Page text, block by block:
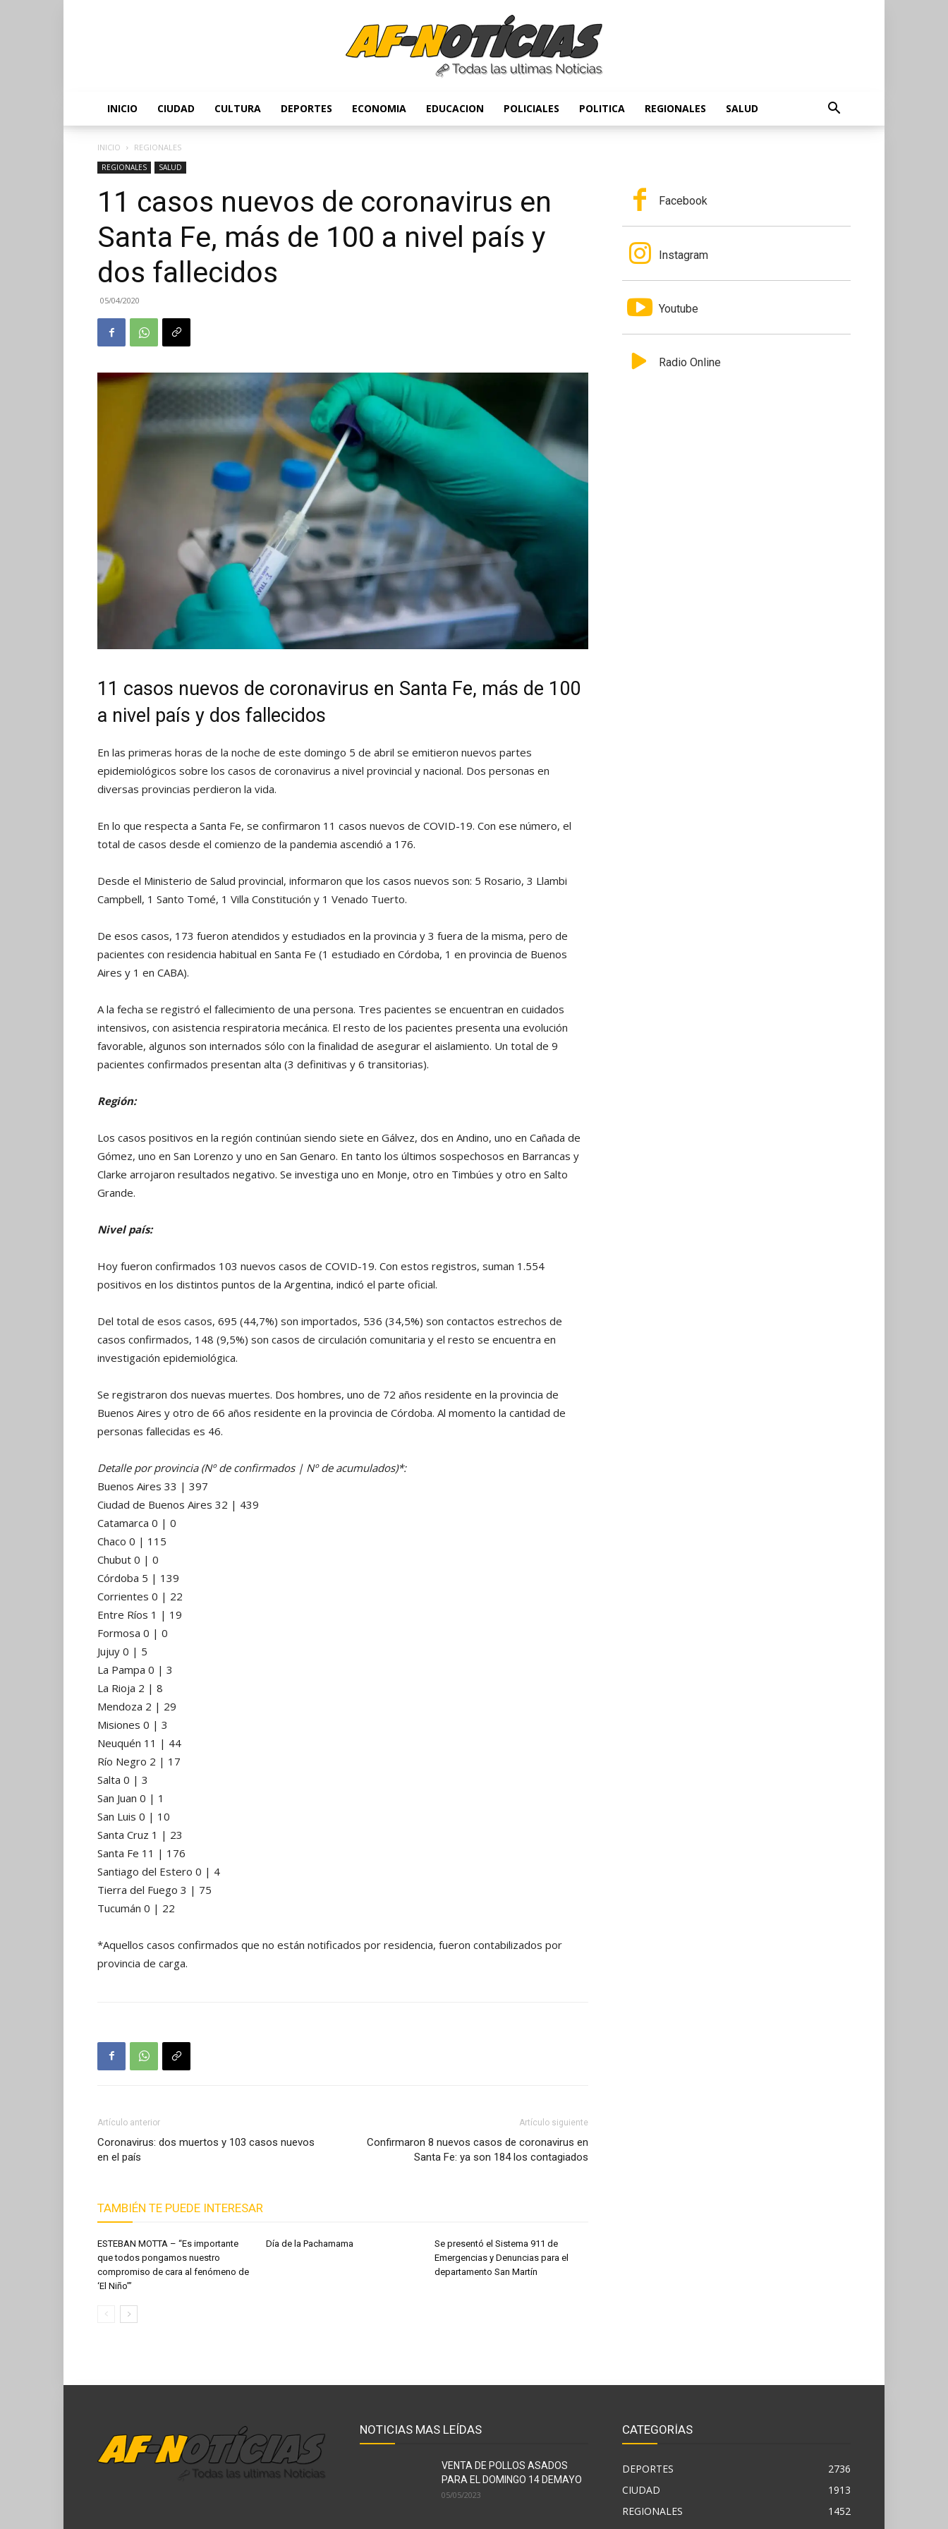
Anyulin
INICIO CIUDAD CULTURA DEPORTES ECONOMIA EDUCACION POLICIALES POLITICA REGIONALES SALUD
INICIO REGIONALES
REGIONALES SALUD
11 casos nuevos de coronavirus en
Santa Fe, más de 100 a nivel país y
dos fallecidos
05/04/2020
11 casos nuevos de coronavirus en Santa Fe, más de 100
a nivel país y dos fallecidos
En las primeras horas de la noche de este domingo 5 de abril se emitieron nuevos partes
epidemiológicos sobre los casos de coronavirus a nivel provincial y nacional. Dos personas en
diversas provincias perdieron la vida.
En lo que respecta a Santa Fe, se confirmaron 11 casos nuevos de COVID-19. Con ese número, el
total de casos desde el comienzo de la pandemia ascendió a 176.
Desde el Ministerio de Salud provincial, informaron que los casos nuevos son: 5 Rosario, 3 Llambi
Campbell, 1 Santo Tomé, 1 Villa Constitución y 1 Venado Tuerto.
De esos casos, 173 fueron atendidos y estudiados en la provincia y 3 fuera de la misma, pero de
pacientes con residencia habitual en Santa Fe (1 estudiado en Córdoba, 1 en provincia de Buenos
Aires y 1 en CABA).
A la fecha se registró el fallecimiento de una persona. Tres pacientes se encuentran en cuidados
intensivos, con asistencia respiratoria mecánica. El resto de los pacientes presenta una evolución
favorable, algunos son internados sólo con la finalidad de asegurar el aislamiento. Un total de 9
pacientes confirmados presentan alta (3 definitivas y 6 transitorias).
Región:
Los casos positivos en la región continúan siendo siete en Gálvez, dos en Andino, uno en Cañada de
Gómez, uno en San Lorenzo y uno en San Genaro. En tanto los últimos sospechosos en Barrancas y
Clarke arrojaron resultados negativo. Se investiga uno en Monje, otro en Timbúes y otro en Salto
Grande.
Nivel país:
Hoy fueron confirmados 103 nuevos casos de COVID-19. Con estos registros, suman 1.554
positivos en los distintos puntos de la Argentina, indicó el parte oficial.
Del total de esos casos, 695 (44,7%) son importados, 536 (34,5%) son contactos estrechos de
casos confirmados, 148 (9,5%) son casos de circulación comunitaria y el resto se encuentra en
investigación epidemiológica.
Se registraron dos nuevas muertes. Dos hombres, uno de 72 años residente en la provincia de
Buenos Aires y otro de 66 años residente en la provincia de Córdoba. Al momento la cantidad de
personas fallecidas es 46.
Detalle por provincia (Nº de confirmados | Nº de acumulados)*:
Buenos Aires 33 | 397
Ciudad de Buenos Aires 32 | 439
Catamarca 0 | 0
Chaco 0 | 115
Chubut 0 | 0
Córdoba 5 | 139
Corrientes 0 | 22
Entre Ríos 1 | 19
Formosa 0 | 0
Jujuy 0 | 5
La Pampa 0 | 3
La Rioja 2 | 8
Mendoza 2 | 29
Misiones 0 | 3
Neuquén 11 | 44
Río Negro 2 | 17
Salta 0 | 3
San Juan 0 | 1
San Luis 0 | 10
Santa Cruz 1 | 23
Santa Fe 11 | 176
Santiago del Estero 0 | 4
Tierra del Fuego 3 | 75
Tucumán 0 | 22
*Aquellos casos confirmados que no están notificados por residencia, fueron contabilizados por
provincia de carga.
Artículo anterior
Coronavirus: dos muertos y 103 casos nuevos
en el país
Artículo siguiente
Confirmaron 8 nuevos casos de coronavirus en
Santa Fe: ya son 184 los contagiados
TAMBIÉN TE PUEDE INTERESAR
ESTEBAN MOTTA – “Es importante
que todos pongamos nuestro
compromiso de cara al fenómeno de
‘El Niño’”
Día de la Pachamama
Se presentó el Sistema 911 de
Emergencias y Denuncias para el
departamento San Martín
Facebook
Instagram
Youtube
Radio Online
NOTICIAS MAS LEÍDAS
VENTA DE POLLOS ASADOS
PARA EL DOMINGO 14 DEMAYO
05/05/2023
CATEGORÍAS
DEPORTES
2736
CIUDAD
1913
REGIONALES
1452